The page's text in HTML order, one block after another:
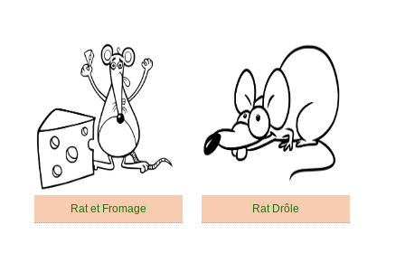
Rat et Fromage Rat Drôle